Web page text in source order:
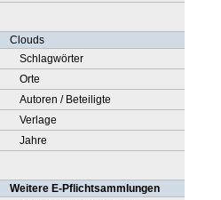
Clouds
Schlagwörter
Orte
Autoren / Beteiligte
Verlage
Jahre
Weitere E-Pflichtsammlungen